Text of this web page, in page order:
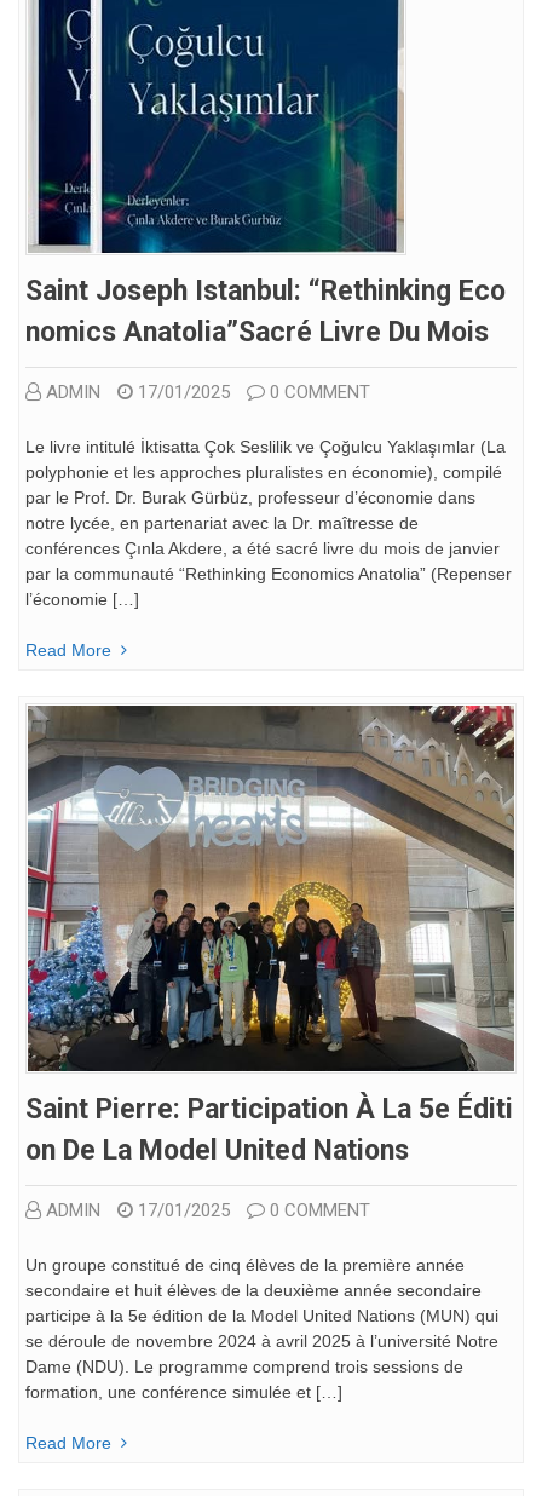
Saint Joseph Istanbul: “Rethinking Eco
Nomics Anatolia”sacré Livre Du Mois
ADMIN 17/01/2025 0 COMMENT
Le livre intitulé İktisatta Çok Seslilik ve Çoğulcu Yaklaşımlar (La
polyphonie et les approches pluralistes en économie), compilé
par le Prof. Dr. Burak Gürbüz, professeur d’économie dans
notre lycée, en partenariat avec la Dr. maîtresse de
conférences Çınla Akdere, a été sacré livre du mois de janvier
par la communauté “Rethinking Economics Anatolia” (Repenser
l’économie […]
Read More
Saint Pierre: Participation À La 5e Éditi
On De La Model United Nations
ADMIN 17/01/2025 0 COMMENT
Un groupe constitué de cinq élèves de la première année
secondaire et huit élèves de la deuxième année secondaire
participe à la 5e édition de la Model United Nations (MUN) qui
se déroule de novembre 2024 à avril 2025 à l’université Notre
Dame (NDU). Le programme comprend trois sessions de
formation, une conférence simulée et […]
Read More